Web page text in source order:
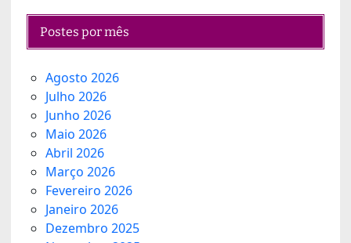
Postes por mês
Agosto 2026
Julho 2026
Junho 2026
Maio 2026
Abril 2026
Março 2026
Fevereiro 2026
Janeiro 2026
Dezembro 2025